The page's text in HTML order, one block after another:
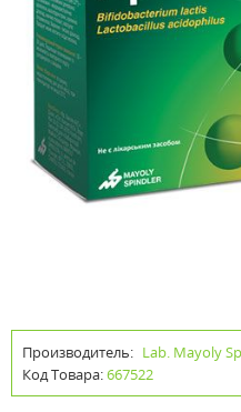
Производитель: Lab. Mayoly
Код Товара:667522